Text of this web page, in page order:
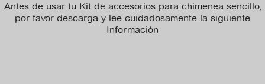
Antes de usar tu Kit de accesorios para chimenea sencillo,
por favor descarga y lee cuidadosamente la siguiente
Información